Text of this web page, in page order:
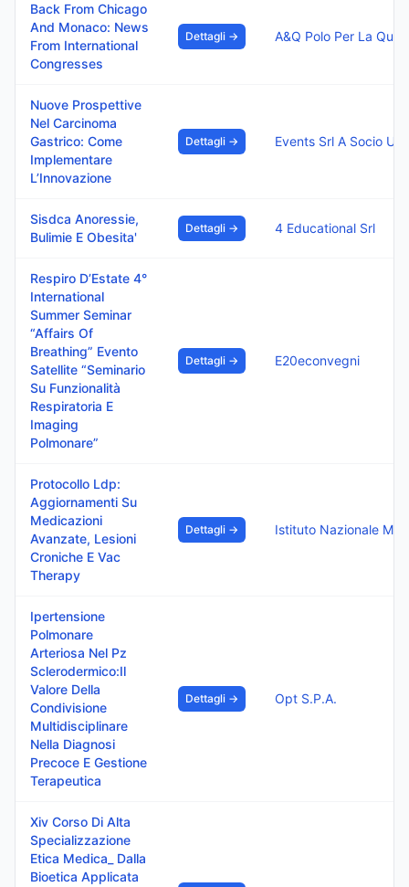
Back From Chicago
And Monaco: News
From International
Congresses
Dettagli →
Nuove Prospettive
Nel Carcinoma
Gastrico: Come
Implementare
L’Innovazione
Dettagli → Events Srl A Socio
Sisdca Anoressie,
Bulimie E Obesita'
Dettagli → 4 Educational Srl
Respiro D’Estate 4°
International
Summer Seminar
“Affairs Of
Breathing” Evento
Satellite “Seminario
Su Funzionalità
Respiratoria E
Imaging
Polmonare”
Dettagli → E20econvegni
Protocollo Ldp:
Aggiornamenti Su
Medicazioni
Avanzate, Lesioni
Croniche E Vac
Therapy
Dettagli →
Ipertensione
Polmonare
Arteriosa Nel Pz
Sclerodermico:Il
Valore Della
Condivisione
Multidisciplinare
Nella Diagnosi
Precoce E Gestione
Terapeutica
Dettagli → Opt S.P.A.
Xiv Corso Di Alta
Specializzazione
Etica Medica_ Dalla
Bioetica Applicata